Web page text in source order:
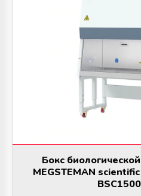
Мобильный пункт забора крови
(Донорский автобус)
Мобильный пункт забора крови
(Донорский автобус)
Бокс
MEGSTEMAN